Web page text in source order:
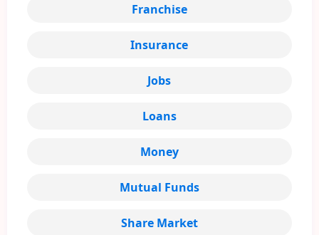
Franchise
Insurance
Jobs
Loans
Money
Mutual Funds
Share Market